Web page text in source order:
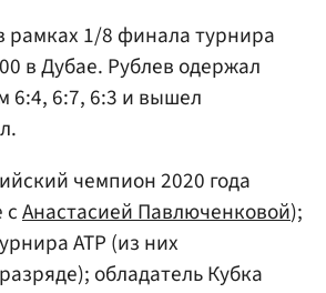
рамках 1/8 финала турнира
в Дубае. Рублев одержал
6:4, 6:7, 6:3 и вышел
чемпион 2020 года
сАнастасией Павлюченковой);
ATP (из них
обладатель Кубка